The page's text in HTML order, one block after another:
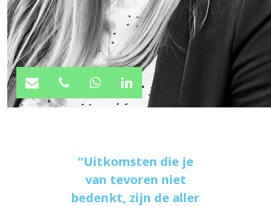
Uitkomsten die je
van tevoren niet
bedenkt, zijn de aller